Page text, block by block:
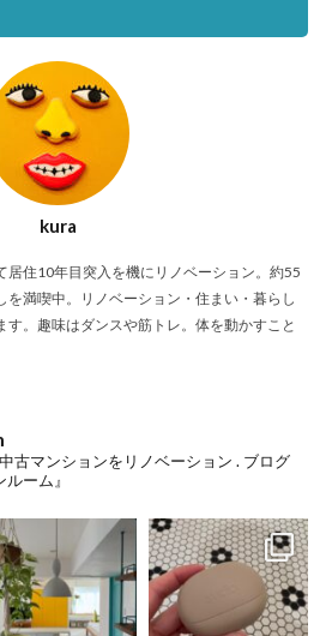
kura
居住10年目突入を機にリノベーション。約55
満喫中。リノベーション・住まい・暮らし
。趣味はダンスや筋トレ。体を動かすこと
古マンションをリノベーション . ブログ
ーム』